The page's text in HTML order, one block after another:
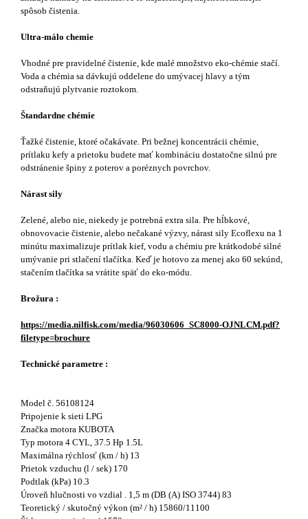
spôsob čistenia.
Ultra-málo chemie
Vhodné pre pravidelné čistenie, kde malé množstvo eko-chémie stačí.
Voda a chémia sa dávkujú oddelene do umývacej hlavy a tým
odstraňujú plytvanie roztokom.
Štandardne chémie
Ťažké čistenie, ktoré očakávate. Pri bežnej koncentrácii chémie,
prítlaku kefy a prietoku budete mať kombináciu dostatočne silnú pre
odstránenie špiny z poterov a poréznych povrchov.
Nárast sily
Zelené, alebo nie, niekedy je potrebná extra sila. Pre hĺbkové,
obnovovacie čistenie, alebo nečakané výzvy, nárast sily Ecoflexu na 1
minútu maximalizuje prítlak kief, vodu a chémiu pre krátkodobé silné
umývanie pri stlačení tlačítka. Keď je hotovo za menej ako 60 sekúnd,
stačením tlačítka sa vrátite späť do eko-módu.
Brožura :
https://media.nilfisk.com/media/96030606_SC8000-OJNLCM.pdf?
filetype=brochure
Technické parametre :
Model č. 56108124
Pripojenie k sieti LPG
Značka motora KUBOTA
Typ motora 4 CYL, 37.5 Hp 1.5L
Maximálna rýchlosť (km / h) 13
Prietok vzduchu (l / sek) 170
Podtlak (kPa) 10.3
Úroveň hlučnosti vo vzdial . 1,5 m (DB (A) ISO 3744) 83
Teoretický / skutočný výkon (m² / h) 15860/11100